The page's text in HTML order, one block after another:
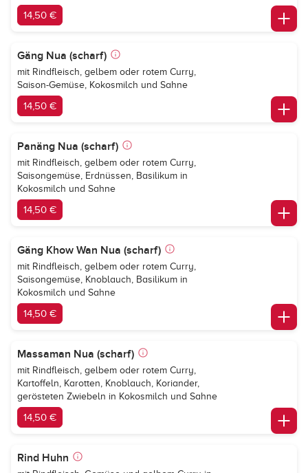
14,50 €
Gäng Nua (scharf)
mit Rindfleisch, gelbem oder rotem Curry,
Saison-Gemüse, Kokosmilch und Sahne
14,50 €
Panäng Nua (scharf)
mit Rindfleisch, gelbem oder rotem Curry,
Saisongemüse, Erdnüssen, Basilikum in
Kokosmilch und Sahne
14,50 €
Gäng Khow Wan Nua (scharf)
mit Rindfleisch, gelbem oder rotem Curry,
Saisongemüse, Knoblauch, Basilikum in
Kokosmilch und Sahne
14,50 €
Massaman Nua (scharf)
mit Rindfleisch, gelbem oder rotem Curry,
Kartoffeln, Karotten, Knoblauch, Koriander,
gerösteten Zwiebeln in Kokosmilch und Sahne
14,50 €
Rind Huhn